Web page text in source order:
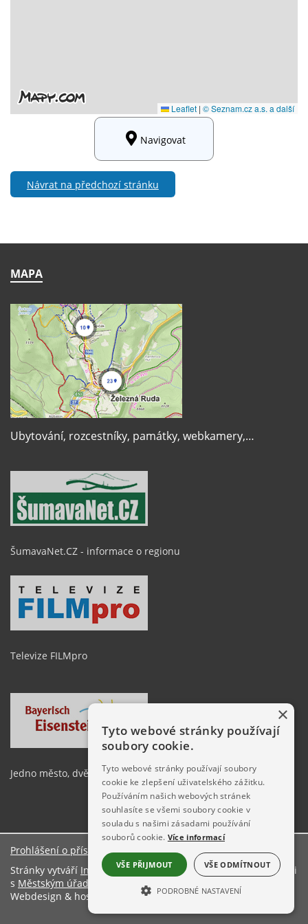
Navigovat
Návrat na předchozí stránku
MAPA
Ubytování, rozcestníky, památky, webkamery,…
ŠumavaNet.CZ - informace o regionu
Televize FILMpro
Jedno město, dvě země
Prohlášení o přístupnosti
O stránkách
Stránky vytváří Informační server ŠumavaNet.CZve spolupráci
s Městským úřadem Železná Ruda
Webdesign & hosting:
ŠumavaNet.CZ
×
Tyto webové stránky používají
soubory cookie.
Tyto webové stránky používají soubory
cookie ke zlepšení uživatelského zážitku.
Používáním našich webových stránek
souhlasíte se všemi soubory cookie v
souladu s našimi zásadami používání
souborů cookie. Více informací
VŠE PŘIJMOUT VŠE ODMÍTNOUT
PODROBNÉ NASTAVENÍ
NEZBYTNĚ NUTNÉ SOUBORY